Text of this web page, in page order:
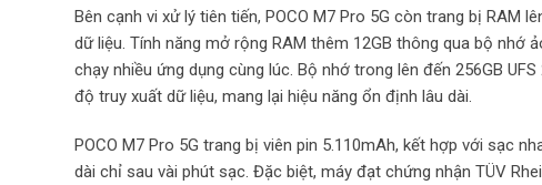
Bên cạnh vi xử lý tiên tiến, POCO M7 Pro 5G còn trang bị RAM
dữ liệu. Tính năng mở rộng RAM thêm 12GB thông qua bộ nhớ
chạy nhiều ứng dụng cùng lúc. Bộ nhớ trong lên đến 256GB
độ truy xuất dữ liệu, mang lại hiệu năng ổn định lâu dài.
POCO M7 Pro 5G trang bị viên pin 5.110mAh, kết hợp với sạc
dài chỉ sau vài phút sạc. Đặc biệt, máy đạt chứng nhận TÜV